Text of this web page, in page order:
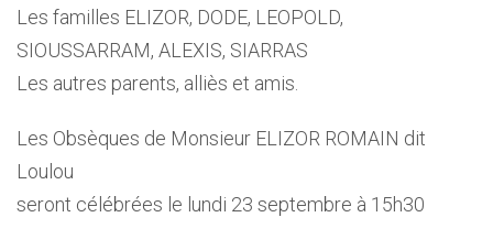
Les familles ELIZOR, DODE, LEOPOLD,
SIOUSSARRAM, ALEXIS, SIARRAS
Les autres parents, alliès et amis.
Les Obsèques de Monsieur ELIZOR ROMAIN dit
Loulou
seront célébrées le lundi 23 septembre à 15h30